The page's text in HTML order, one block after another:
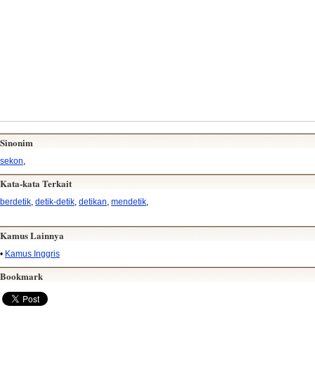
Sinonim
sekon
Kata-kata Terkait
berdetik, detik-detik, detikan, mendetik,
Kamus Lainnya
• Kamus Inggris
Bookmark